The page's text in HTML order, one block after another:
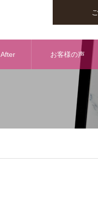
お客様の声